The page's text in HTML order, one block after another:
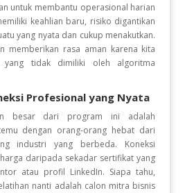
untuk membantu operasional harian
keahlian baru, risiko digantikan
yang nyata dan cukup menakutkan.
memberikan rasa aman karena kita
yang tidak dimiliki oleh algoritma
Profesional yang Nyata
besar dari program ini adalah
dengan orang-orang hebat dari
industri yang berbeda. Koneksi
daripada sekadar sertifikat yang
atau profil LinkedIn. Siapa tahu,
nanti adalah calon mitra bisnis